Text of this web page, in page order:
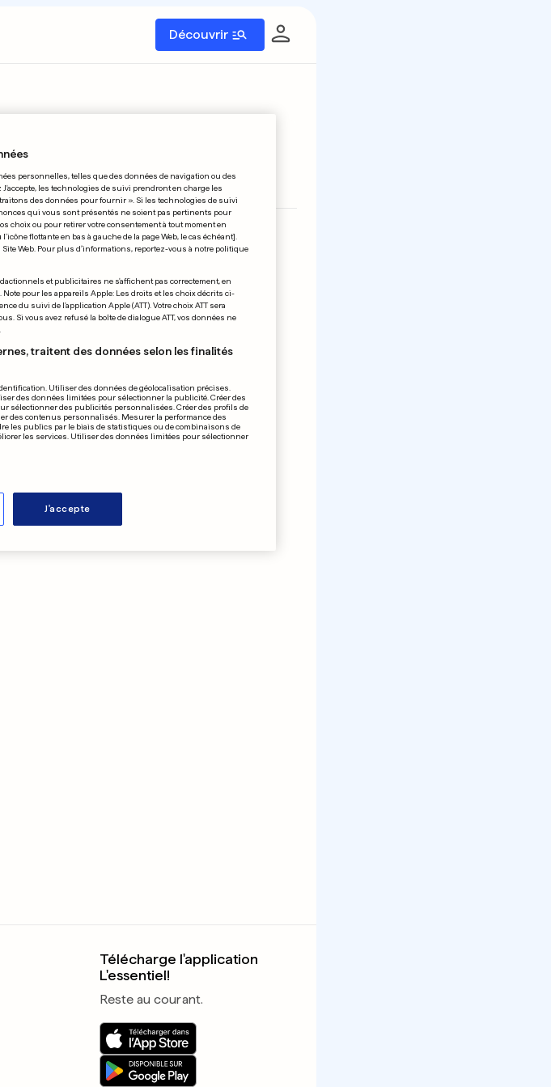
Découvrir
Réinitialiser
19 20 22 23 24 25 26 27
Télécharge l'application
L'essentiel!
Reste au courant.
personnelles, telles que des données de navigation ou des
les technologies de suivi prendront en charge les
des données pour fournir ». Si les technologies de suivi
qui vous sont présentés ne soient pas pertinents pour
choix ou pour retirer votre consentement à tout moment en
flottante en bas à gauche de la page Web, le cas échéant].
Web. Pour plus d’informations, reportez-vous à notre politique
et publicitaires ne s'affichent pas correctement, en
pour les appareils Apple: Les droits et les choix décrits ci-
du suivi de l'application Apple (ATT). Votre choix ATT sera
Si vous avez refusé la boîte de dialogue ATT, vos données ne
traitent des données selon les finalités
Utiliser des données de géolocalisation précises.
des données limitées pour sélectionner la publicité. Créer des
sélectionner des publicités personnalisées. Créer des profils de
des contenus personnalisés. Mesurer la performance des
les publics par le biais de statistiques ou de combinaisons de
les services. Utiliser des données limitées pour sélectionner
J'accepte